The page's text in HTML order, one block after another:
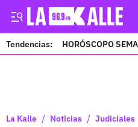
Tendencias: HORÓSCOPO
La Kalle / Noticias / Judiciales